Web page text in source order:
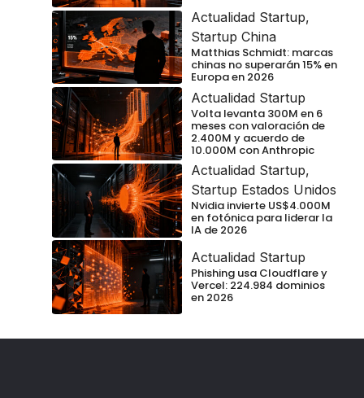
Actualidad Startup,
Startup China
Matthias Schmidt: marcas
chinas no superarán 15% en
Europa en 2026
Actualidad Startup
Volta levanta 300M en 6
meses con valoración de
2.400M y acuerdo de
10.000M con Anthropic
Actualidad Startup,
Startup Estados Unidos
Nvidia invierte US$4.000M
en fotónica para liderar la
IA de 2026
Actualidad Startup
Phishing usa Cloudflare y
Vercel: 224.984 dominios
en 2026